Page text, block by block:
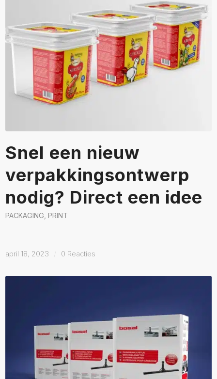
Snel een nieuw
verpakkingsontwerp
nodig? Direct een idee
PACKAGING ,PRINT
april 18, 2023 0 Reacties